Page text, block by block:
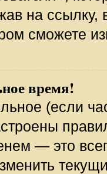
на ссылку,
сможете
время!
(если
— это